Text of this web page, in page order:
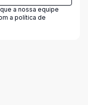
a nossa equipe
a política de